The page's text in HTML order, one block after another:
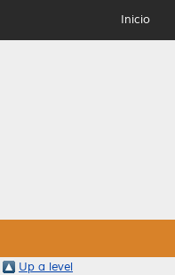
Inicio
Up a level